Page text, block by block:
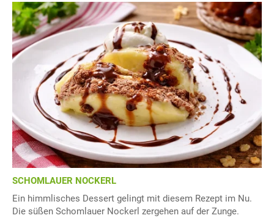
SCHOMLAUER NOCKERL
Ein himmlisches Dessert gelingt mit diesem Rezept im Nu.
Die süßen Schomlauer Nockerl zergehen auf der Zunge.